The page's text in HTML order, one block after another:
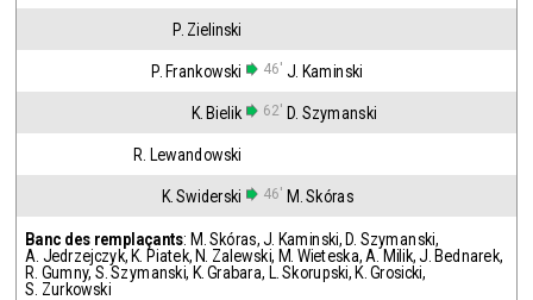
P. Zielinski
P. Frankowski 46' J. Kaminski
K. Bielik 62' D. Szymanski
R. Lewandowski
K. Swiderski 46' M. Skóras
Banc des remplaçants: M. Skóras,J. Kaminski, D. Szymanski,
A. Jedrzejczyk, K. Piatek, N. Zalewski, M. Wieteska, A. Milik,J. Bednarek,
R. Gumny, S. Szymanski, K. Grabara, L. Skorupski, K. Grosicki,
S. Zurkowski